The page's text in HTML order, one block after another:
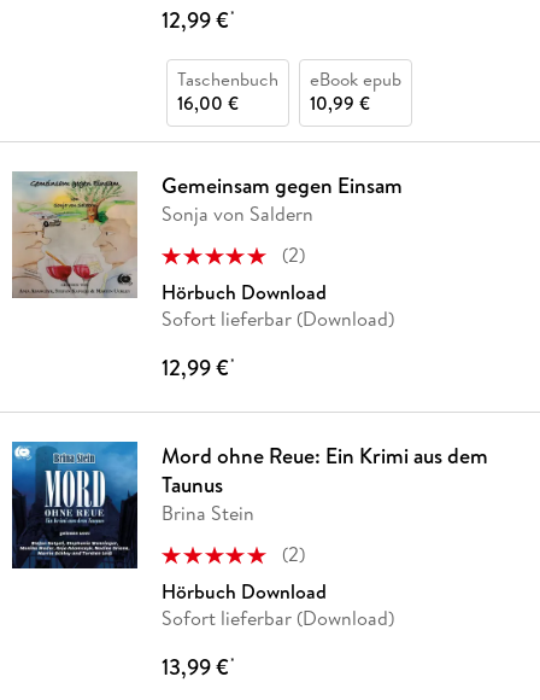
12,99 €*
Taschenbuch
16,00 €
eBook epub
10,99 €
Gemeinsam gegen Einsam
Sonja von Saldern
(2)
Hörbuch Download
Sofort lieferbar (Download)
12,99 €*
Mord ohne Reue: Ein Krimi aus dem
Taunus
Brina Stein
(2)
Hörbuch Download
Sofort lieferbar (Download)
13,99 €*